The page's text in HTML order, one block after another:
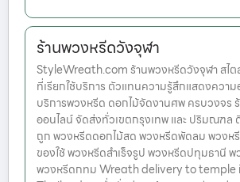
ร้านพวงหรีดวังจุฬา
StyleWreath.com ร้านพวงหรีดวังจุฬา สไ
ที่เรียกใช้บริการ ตัวแทนความรู้สึกแสดงความ
บริการพวงหรีด ดอกไม้จัดงานศพ ครบวงจร
ออนไลน์ จัดส่งทั่วเขตกรุงเทพ และ ปริมณฑล
ถูก พวงหรีดดอกไม้สด พวงหรีดพัดลม พวงห
ของใช้ พวงหรีดสำเร็จรูป พวงหรีดปทุมธานี
พวงหรีดกทม Wreath delivery to temple